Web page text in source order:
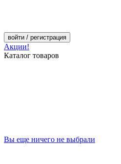
войти / регистрация
Акции!
Каталог товаров
Вы еще ничего не выбрали